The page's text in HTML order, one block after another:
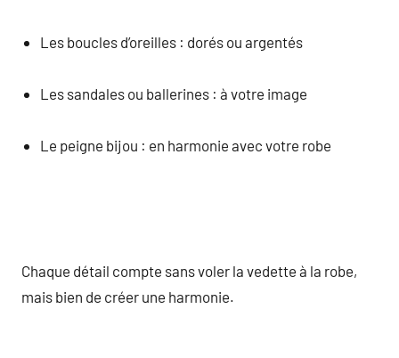
Les boucles d’oreilles : dorés ou argentés
Les sandales ou ballerines : à votre image
Le peigne bijou : en harmonie avec votre robe
Chaque détail compte sans voler la vedette à la robe,
mais bien de créer une harmonie.